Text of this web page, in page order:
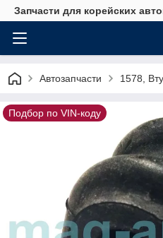
Запчасти для корейских
Автозапчасти 1578,
Подбор по VIN-коду